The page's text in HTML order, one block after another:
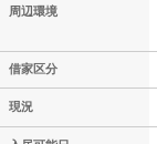
周辺環境
借家区分
現況